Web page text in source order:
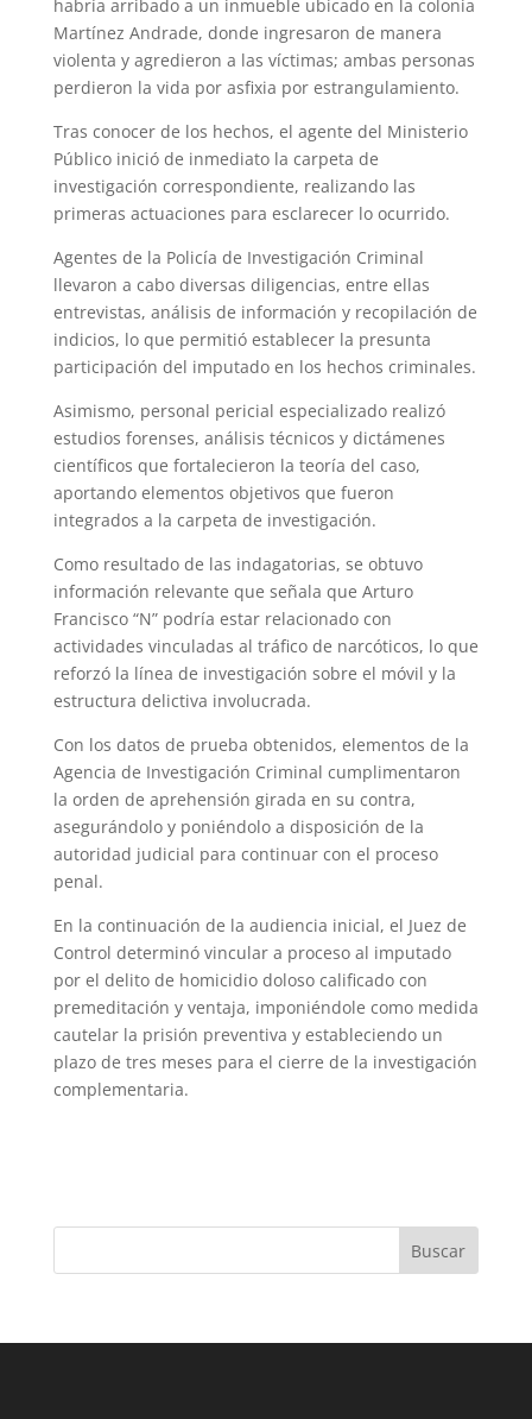
habría arribado a un inmueble ubicado en la colonia
Martínez Andrade, donde ingresaron de manera
violenta y agredieron a las víctimas; ambas personas
perdieron la vida por asfixia por estrangulamiento.
Tras conocer de los hechos, el agente del Ministerio
Público inició de inmediato la carpeta de
investigación correspondiente, realizando las
primeras actuaciones para esclarecer lo ocurrido.
Agentes de la Policía de Investigación Criminal
llevaron a cabo diversas diligencias, entre ellas
entrevistas, análisis de información y recopilación de
indicios, lo que permitió establecer la presunta
participación del imputado en los hechos criminales.
Asimismo, personal pericial especializado realizó
estudios forenses, análisis técnicos y dictámenes
científicos que fortalecieron la teoría del caso,
aportando elementos objetivos que fueron
integrados a la carpeta de investigación.
Como resultado de las indagatorias, se obtuvo
información relevante que señala que Arturo
Francisco “N” podría estar relacionado con
actividades vinculadas al tráfico de narcóticos, lo que
reforzó la línea de investigación sobre el móvil y la
estructura delictiva involucrada.
Con los datos de prueba obtenidos, elementos de la
Agencia de Investigación Criminal cumplimentaron
la orden de aprehensión girada en su contra,
asegurándolo y poniéndolo a disposición de la
autoridad judicial para continuar con el proceso
penal.
En la continuación de la audiencia inicial, el Juez de
Control determinó vincular a proceso al imputado
por el delito de homicidio doloso calificado con
premeditación y ventaja, imponiéndole como medida
cautelar la prisión preventiva y estableciendo un
plazo de tres meses para el cierre de la investigación
complementaria.
Buscar